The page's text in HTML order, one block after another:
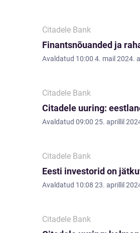
Citadele Bank
Finantsnõuanded ja
Avaldatud 10:00 4. mail 2024. a
Citadele Bank
Citadele uuring:
Avaldatud 09:00 25. aprillil
Citadele Bank
Eesti investorid on
Avaldatud 10:08 23. aprillil
Citadele Bank